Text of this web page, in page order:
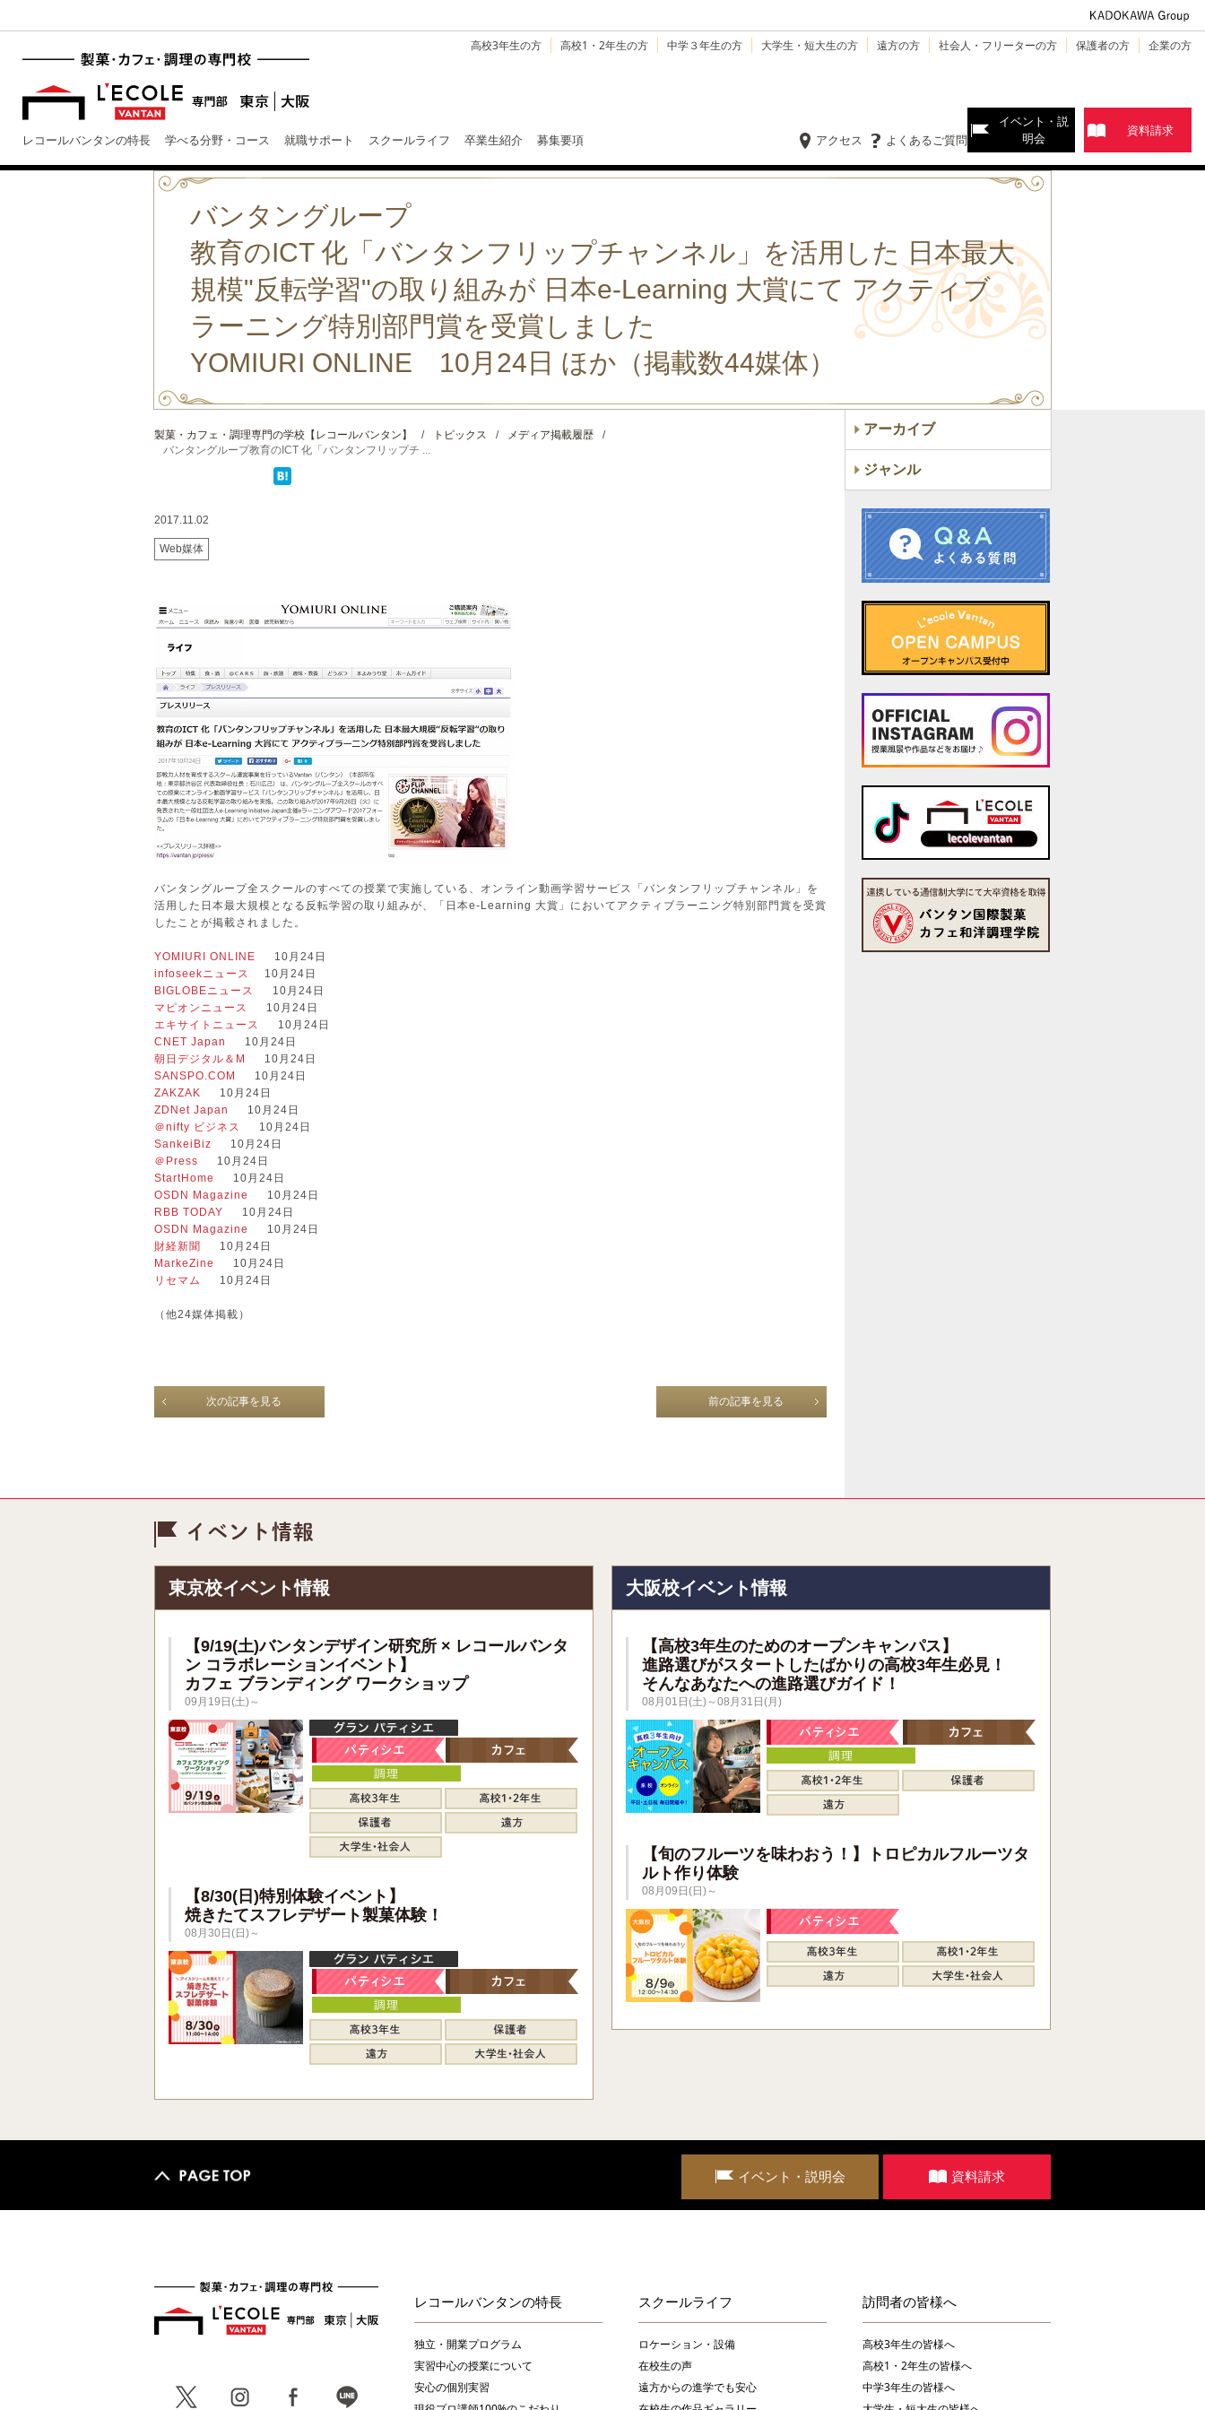
高校3年生の方 高校1・2年生の方 中学３年生の方 大学生・短大生の方 遠方の方 社会人・フリーターの方 保護者の方 企業の方
レコールバンタンの特長 学べる分野・コース 就職サポート スクールライフ 卒業生紹介 募集要項 よくあるご質問
アクセス
イベント・説
明会
資料請求
バンタングループ
教育のICT 化「バンタンフリップチャンネル」を活用した 日本最大
規模"反転学習"の取り組みが 日本e-Learning 大賞にて アクティブ
ラーニング特別部門賞を受賞しました
YOMIURI ONLINE 10月24日 ほか（掲載数44媒体）
製菓・カフェ・調理専門の学校【レコールバンタン】 / トピックス / メディア掲載履歴
/
バンタングループ教育のICT 化「バンタンフリップチ ...
2017.11.02
Web媒体
バンタングループ全スクールのすべての授業で実施している、オンライン動画学習サービス「バンタンフリップチャンネル」を
活用した日本最大規模となる反転学習の取り組みが、「日本e-Learning 大賞」においてアクティブラーニング特別部門賞を受賞
したことが掲載されました。
YOMIURI ONLINE
10月24日
infoseekニュース
10月24日
BIGLOBEニュース
10月24日
マピオンニュース
10月24日
エキサイトニュース
10月24日
CNET Japan
10月24日
朝日デジタル＆M
10月24日
SANSPO.COM
10月24日
ZAKZAK
10月24日
ZDNet Japan
10月24日
＠nifty ビジネス
10月24日
SankeiBiz
10月24日
＠Press
10月24日
StartHome
10月24日
OSDN Magazine
10月24日
RBB TODAY
10月24日
OSDN Magazine
10月24日
財経新聞
10月24日
MarkeZine
10月24日
リセマム
10月24日
（他24媒体掲載）
次の記事を見る 前の記事を見る
アーカイブ
ジャンル
東京校イベント情報
【9/19(土)バンタンデザイン研究所 × レコールバンタ
ン コラボレーションイベント】
カフェ ブランディング ワークショップ
09月19日(土)～
【8/30(日)特別体験イベント】
焼きたてスフレデザート製菓体験！
08月30日(日)～
大阪校イベント情報
【高校3年生のためのオープンキャンパス】
進路選びがスタートしたばかりの高校3年生必見！
そんなあなたへの進路選びガイド！
08月01日(土)～08月31日(月)
【旬のフルーツを味わおう！】トロピカルフルーツタ
ルト作り体験
08月09日(日)～
イベント・説明会 資料請求
レコールバンタンの特長
独立・開業プログラム
実習中心の授業について
安心の個別実習
スクールライフ
ロケーション・設備
在校生の声
遠方からの進学でも安心
訪問者の皆様へ
高校3年生の皆様へ
高校1・2年生の皆様へ
中学3年生の皆様へ